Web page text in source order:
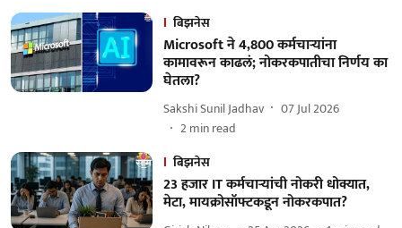
बिझनेस
Microsoft ने 4,800 कर्मचाऱ्यांना
कामावरून काढलं; नोकरकपातीचा निर्णय का
घेतला?
Sakshi Sunil Jadhav
07 Jul 2026
2min read
बिझनेस
23 हजार IT कर्मचाऱ्यांची नोकरी धोक्यात,
मेटा, मायक्रोसॉफ्टकडून नोकरकपात?